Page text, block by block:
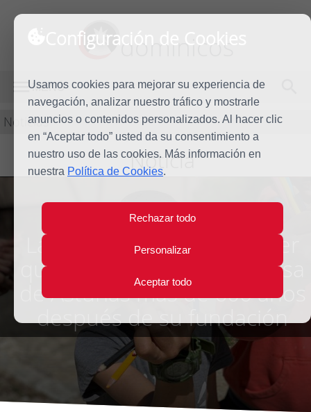
Configuración de Cookies
Usamos cookies para mejorar su experiencia de
navegación, analizar nuestro tráfico y mostrarle
anuncios o contenidos personalizados. Al hacer clic
en “Aceptar todo” usted da su consentimiento a
nuestro uso de las cookies. Más información en
nuestra Política de Cookies.
Rechazar todo
Personalizar
Aceptar todo
dominicos
MENÚ
Noticias
Noticia
La obra de S. Vicente Ferrer
que podría ganar el Princesa
de Asturias más de 600 años
después de su fundación